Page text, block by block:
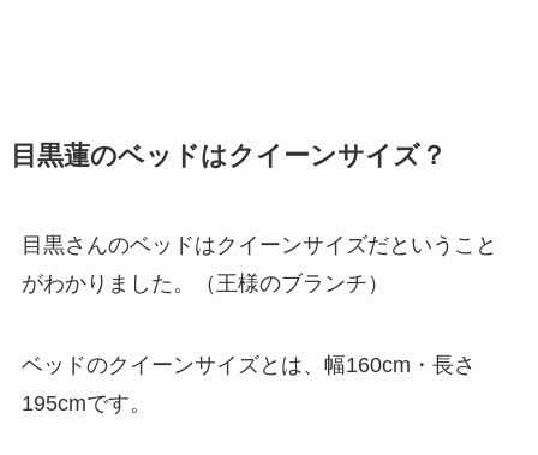
目黒蓮のベッドはクイーンサイズ？
目黒さんのベッドはクイーンサイズだということ
がわかりました。（王様のブランチ）
ベッドのクイーンサイズとは、幅160cm・長さ
195cmです。